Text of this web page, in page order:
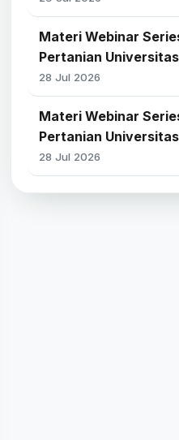
Materi Webinar
Pertanian
28 Jul 2026
Materi Webinar
Pertanian
28 Jul 2026